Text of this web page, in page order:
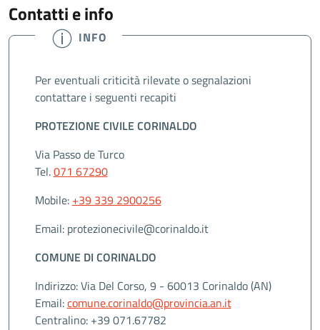
Contatti e info
INFO
Per eventuali criticità rilevate o segnalazioni
contattare i seguenti recapiti
PROTEZIONE CIVILE CORINALDO
Via Passo de Turco
Tel.071 67290
Mobile: +39 339 2900256
Email: protezionecivile@corinaldo.it
COMUNE DI CORINALDO
Indirizzo: Via Del Corso, 9 - 60013 Corinaldo (AN)
Email:comune.corinaldo@provincia.an.it
Centralino: +39 071.67782